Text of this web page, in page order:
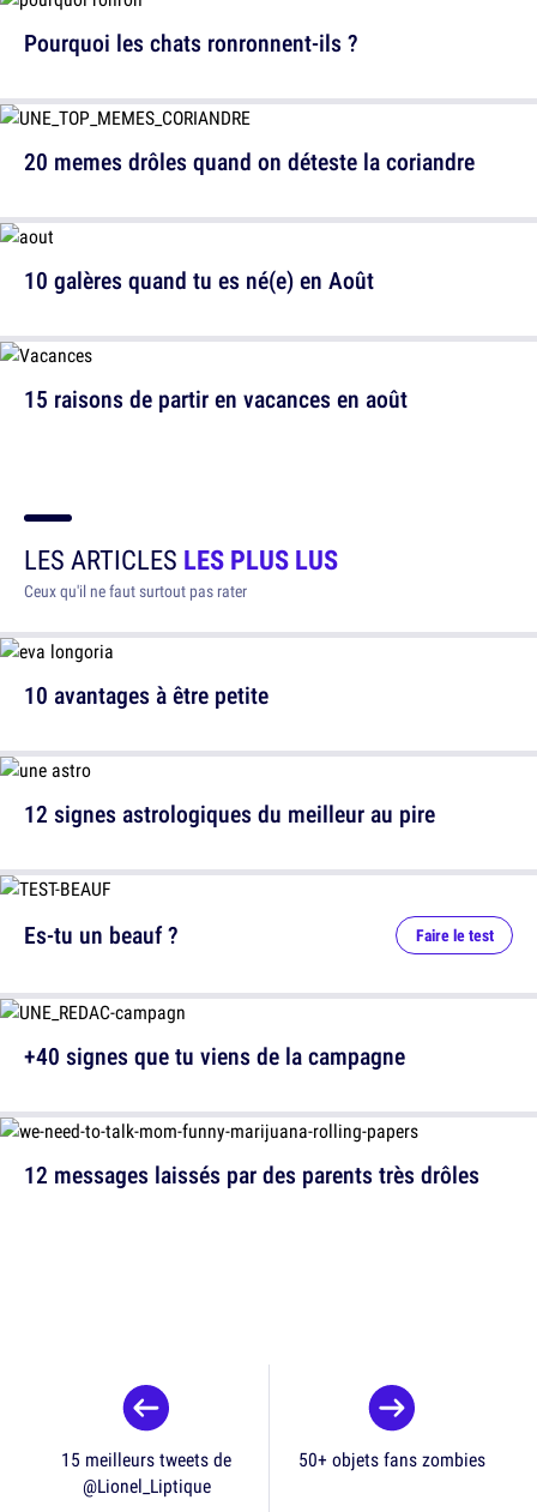
Pourquoi les chats ronronnent-ils ?
10 galères quand tu es né(e) en Août
20 memes drôles quand on déteste la coriandre
15 raisons de partir en vacances en août
LES ARTICLES LES PLUS LUS
Ceux qu'il ne faut surtout pas rater
10 avantages à être petite
12 signes astrologiques du meilleur au pire
12 messages laissés par des parents très drôles
Es-tu un beauf ? Faire le test
+40 signes que tu viens de la campagne
15 meilleurs tweets de
@Lionel_Liptique
50+ objets fans zombies